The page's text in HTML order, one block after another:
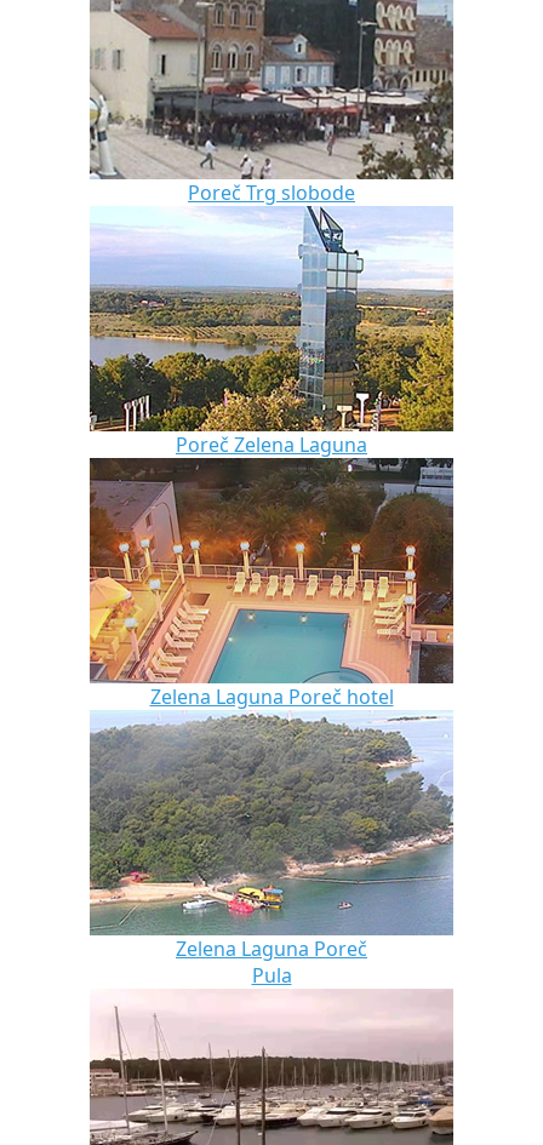
Poreč Trg slobode
Poreč Zelena Laguna
Zelena Laguna Poreč hotel
Zelena Laguna Poreč
Pula